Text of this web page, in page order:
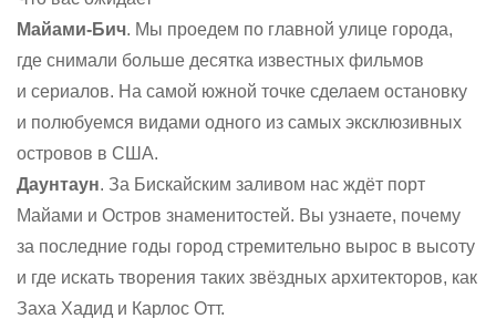
Майами-Бич. Мы проедем по главной улице города,
где снимали больше десятка известных фильмов
и сериалов. На самой южной точке сделаем остановку
и полюбуемся видами одного из самых эксклюзивных
островов в США.
Даунтаун. За Бискайским заливом нас ждёт порт
Майами и Остров знаменитостей. Вы узнаете, почему
за последние годы город стремительно вырос в высоту
и где искать творения таких звёздных архитекторов, как
Заха Хадид и Карлос Отт.